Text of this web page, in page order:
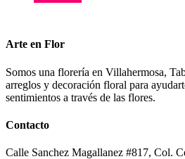
Arte en Flor
Somos una florería en Villahermosa,
arreglos y decoración floral para
sentimientos a través de las flores.
Contacto
Calle Sanchez Magallanez #817, Col.